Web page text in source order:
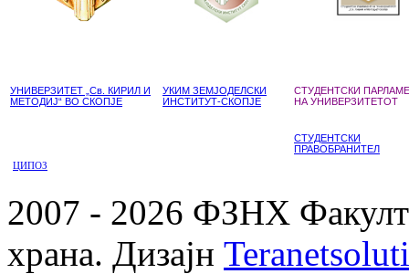
УНИВЕРЗИТЕТ „Св. КИРИЛ И
МЕТОДИЈ“ ВО СКОПЈЕ
УКИМ ЗЕМЈОДЕЛСКИ
ИНСТИТУТ-СКОПЈЕ
СТУДЕНТСКИ
НА УНИВЕРЗИТЕТОТ
СТУДЕНТСКИ
ПРАВОБРАНИТЕЛ
ЦИПОЗ
2007 - 2026 ФЗНХ
храна. Дизајн